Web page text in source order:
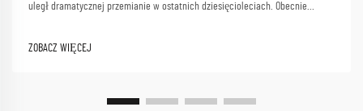
uległ dramatycznej przemianie w ostatnich dziesięcioleciach. Obecnie
ZOBACZ WIĘCEJ